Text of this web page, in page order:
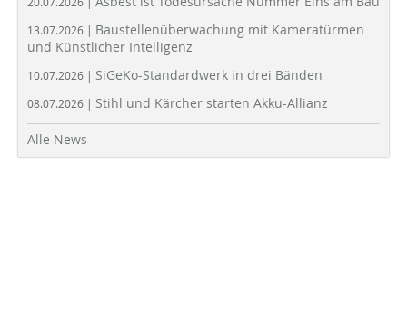
13.07.2026 | Baustellenüberwachung mit Kameratürmen
und Künstlicher Intelligenz
10.07.2026 | SiGeKo-Standardwerk in drei Bänden
08.07.2026 | Stihl und Kärcher starten Akku-Allianz
Alle News